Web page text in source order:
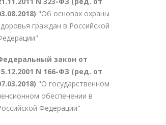
"Об основах охраны
граждан в Российской
закон от
N 166-ФЗ (ред. от
"О государственном
обеспечении в
Федерации"